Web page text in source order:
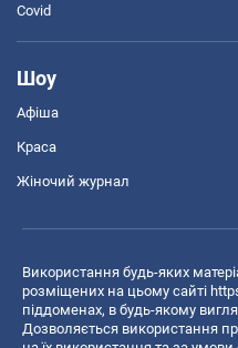
Covid
Шоу
Афіша
Краса
Жіночий журнал
Використання будь-яких
розміщених на цьому сайті
піддоменах, в будь-якому
Дозволяється використання